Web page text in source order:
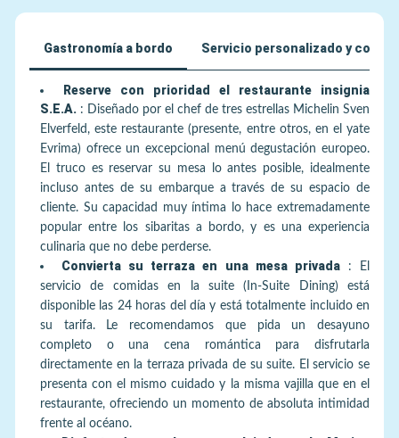
Gastronomía a bordo Servicio personalizado y
Reserve con prioridad el restaurante insignia
S.E.A. : Diseñado por el chef de tres estrellas Michelin Sven
Elverfeld, este restaurante (presente, entre otros, en el yate
Evrima) ofrece un excepcional menú degustación europeo.
El truco es reservar su mesa lo antes posible, idealmente
incluso antes de su embarque a través de su espacio de
cliente. Su capacidad muy íntima lo hace extremadamente
popular entre los sibaritas a bordo, y es una experiencia
culinaria que no debe perderse.
Convierta su terraza en una mesa privada :
El
servicio de comidas en la suite (In-Suite Dining) está
disponible las 24 horas del día y está totalmente incluido en
su tarifa. Le recomendamos que pida un desayuno
completo o una cena romántica para disfrutarla
directamente en la terraza privada de su suite. El servicio se
presenta con el mismo cuidado y la misma vajilla que en el
restaurante, ofreciendo un momento de absoluta intimidad
frente al océano.